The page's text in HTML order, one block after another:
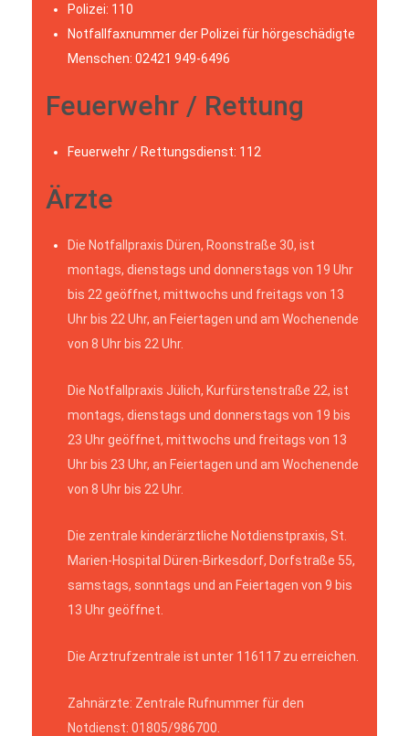
Polizei: 110
Notfallfaxnummer der Polizei für hörgeschädigte
Menschen: 02421 949-6496
Feuerwehr / Rettung
Feuerwehr / Rettungsdienst: 112
Ärzte
Die Notfallpraxis Düren, Roonstraße 30, ist
montags, dienstags und donnerstags von 19 Uhr
bis 22 geöffnet, mittwochs und freitags von 13
Uhr bis 22 Uhr, an Feiertagen und am Wochenende
von 8 Uhr bis 22 Uhr.
Die Notfallpraxis Jülich, Kurfürstenstraße 22, ist
montags, dienstags und donnerstags von 19 bis
23 Uhr geöffnet, mittwochs und freitags von 13
Uhr bis 23 Uhr, an Feiertagen und am Wochenende
von 8 Uhr bis 22 Uhr.
Die zentrale kinderärztliche Notdienstpraxis, St.
Marien-Hospital Düren-Birkesdorf, Dorfstraße 55,
samstags, sonntags und an Feiertagen von 9 bis
13 Uhr geöffnet.
Die Arztrufzentrale ist unter 116117 zu erreichen.
Zahnärzte: Zentrale Rufnummer für den
Notdienst: 01805/986700.